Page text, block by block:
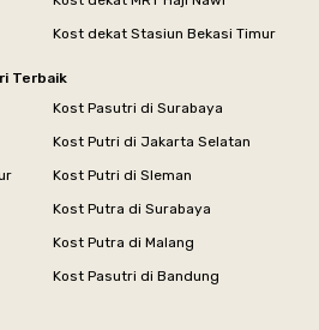
Kost dekat Stasiun Bekasi Timur
Terbaik
Kost Pasutri di Surabaya
Kost Putri di Jakarta Selatan
Kost Putri di Sleman
Kost Putra di Surabaya
Kost Putra di Malang
Kost Pasutri di Bandung